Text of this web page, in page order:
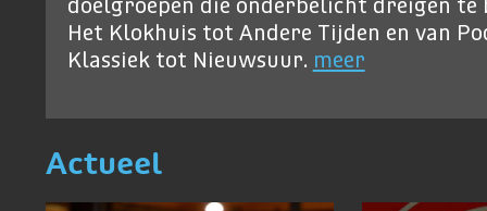
doelgroepen die onderbelicht dreigen te
Het Klokhuis tot Andere Tijden en van
Klassiek tot Nieuwsuur. meer
Actueel